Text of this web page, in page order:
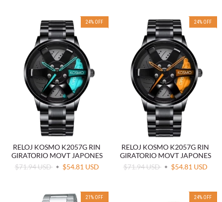
24% OFF
RELOJ KOSMO K2057G RIN
GIRATORIO MOVT JAPONES
$71.94 USD
$54.81 USD
24% OFF
RELOJ KOSMO K2057G RIN
GIRATORIO MOVT JAPONES
$71.94 USD
$54.81 USD
21 % OFF 24% OFF